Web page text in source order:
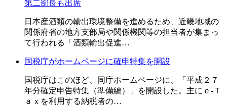
第二部長も出席
日本産酒類の輸出環境整備を進めるため、近畿地域の
関係府省の地方支部局や関係機関等の担当者が集まっ
て行われる「酒類輸出促進…
国税庁がホームページに確申特集を開設
国税庁はこのほど、同庁ホームページに、「平成２７
年分確定申告特集（準備編）」を開設した。主にｅ‐Ｔ
ａｘを利用する納税者の…